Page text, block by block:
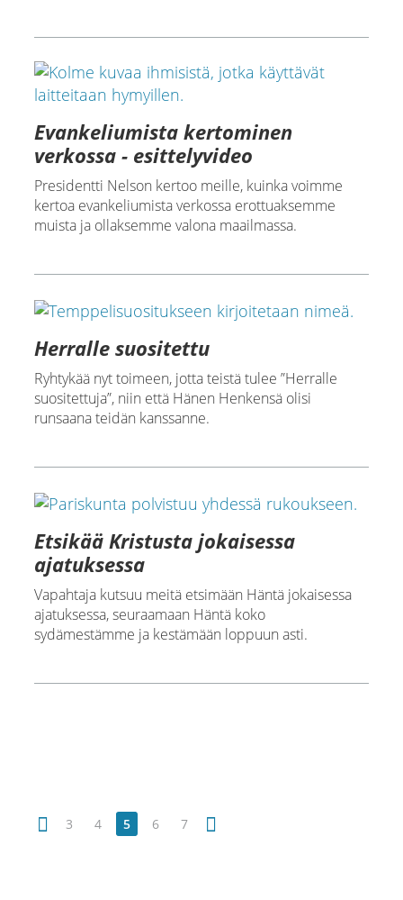
Evankeliumista kertominen
verkossa - esittelyvideo
Presidentti Nelson kertoo meille, kuinka voimme
kertoa evankeliumista verkossa erottuaksemme
muista ja ollaksemme valona maailmassa.
Herralle suositettu
Ryhtykää nyt toimeen, jotta teistä tulee ”Herralle
suositettuja”, niin että Hänen Henkensä olisi
runsaana teidän kanssanne.
Etsikää Kristusta jokaisessa
ajatuksessa
Vapahtaja kutsuu meitä etsimään Häntä jokaisessa
ajatuksessa, seuraamaan Häntä koko
sydämestämme ja kestämään loppuun asti.
3 4 5 6 7